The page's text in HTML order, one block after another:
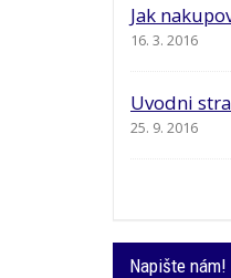
Jak
16. 3. 2016
Uvodni
25. 9. 2016
Napište nám!